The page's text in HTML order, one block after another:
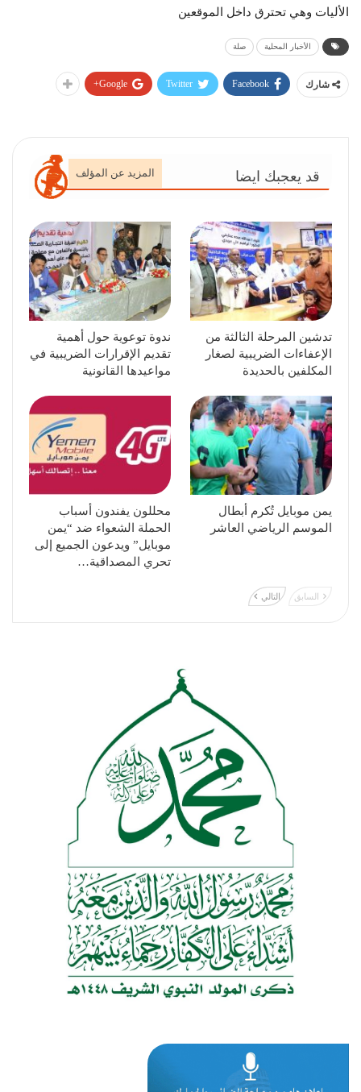
الأليات وهي تحترق داخل الموقعين
الأخبار المحلية صلة
شارك Facebook
Twitter
Google+
قد يعجبك ايضا المزيد عن المؤلف
تدشين المرحلة الثالثة من
الإعفاءات الضريبية لصغار
المكلفين بالحديدة
ندوة توعوية حول أهمية
تقديم الإقرارات الضريبية في
مواعيدها القانونية
يمن موبايل تُكرم أبطال
الموسم الرياضي العاشر
محللون يفندون أسباب
الحملة الشعواء ضد “يمن
موبايل” ويدعون الجميع إلى
تحري المصداقية…
السابق التالي